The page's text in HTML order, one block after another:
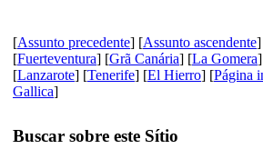
[Assunto precedente] [Assunto ascendente
[Fuerteventura] [Grã Canária] [La Gomera
[Lanzarote] [Tenerife] [El Hierro] [Página
Gallica]
Buscar sobre este Sítio